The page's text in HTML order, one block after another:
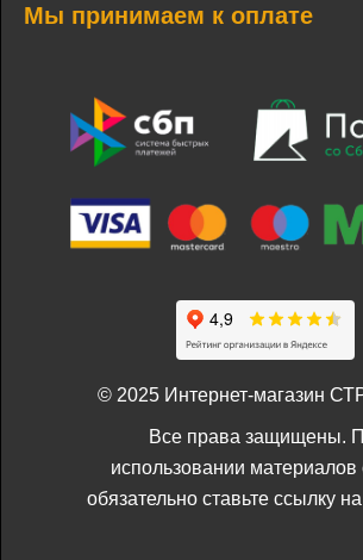
Мы принимаем к оплате
© 2025 Интернет-магазин
Все права защищены.
использовании материалов
обязательно ставьте ссылку